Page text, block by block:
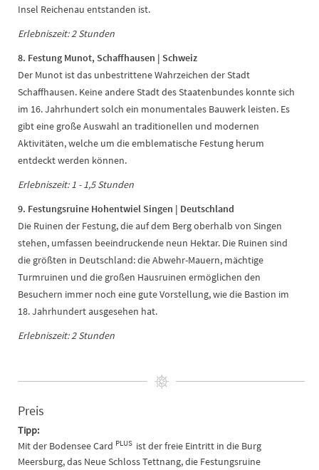
Insel Reichenau entstanden ist.
Erlebniszeit: 2 Stunden
8. Festung Munot, Schaffhausen | Schweiz
Der Munot ist das unbestrittene Wahrzeichen der Stadt
Schaffhausen. Keine andere Stadt des Staatenbundes konnte sich
im 16. Jahrhundert solch ein monumentales Bauwerk leisten. Es
gibt eine große Auswahl an traditionellen und modernen
Aktivitäten, welche um die emblematische Festung herum
entdeckt werden können.
Erlebniszeit: 1 - 1,5 Stunden
9. Festungsruine Hohentwiel Singen | Deutschland
Die Ruinen der Festung, die auf dem Berg oberhalb von Singen
stehen, umfassen beeindruckende neun Hektar. Die Ruinen sind
die größten in Deutschland: die Abwehr-Mauern, mächtige
Turmruinen und die großen Hausruinen ermöglichen den
Besuchern immer noch eine gute Vorstellung, wie die Bastion im
18. Jahrhundert ausgesehen hat.
Erlebniszeit: 2 Stunden
Preis
Tipp:
Mit der Bodensee Card PLUS ist der freie Eintritt in die Burg
Meersburg, das Neue Schloss Tettnang, die Festungsruine